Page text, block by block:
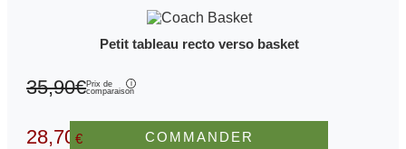
Petit tableau recto verso basket
35,90€Prix de
comparaison
28,70€ COMMANDER